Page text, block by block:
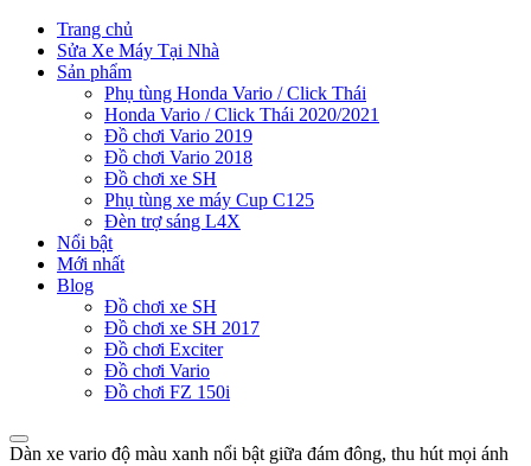
Trang chủ
Sửa Xe Máy Tại Nhà
Sản phẩm
Phụ tùng Honda Vario / Click Thái
Honda Vario / Click Thái 2020/2021
Đồ chơi Vario 2019
Đồ chơi Vario 2018
Đồ chơi xe SH
Phụ tùng xe máy Cup C125
Đèn trợ sáng L4X
Nổi bật
Mới nhất
Blog
Đồ chơi xe SH
Đồ chơi xe SH 2017
Đồ chơi Exciter
Đồ chơi Vario
Đồ chơi FZ 150i
Dàn xe vario độ màu xanh nổi bật giữa đám đông, thu hút mọi ánh